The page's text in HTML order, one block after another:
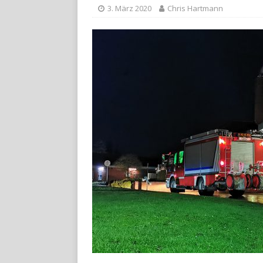
3. März 2020 Chris Hartmann